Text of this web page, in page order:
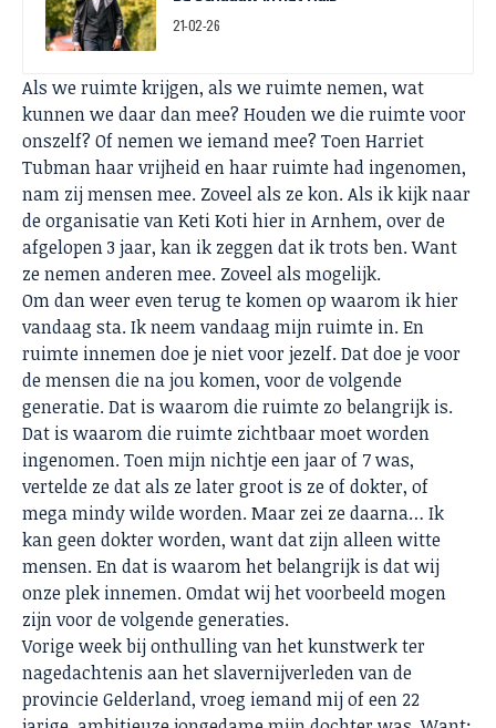
21-02-26
Als we ruimte krijgen, als we ruimte nemen, wat
kunnen we daar dan mee? Houden we die ruimte voor
onszelf? Of nemen we iemand mee? Toen Harriet
Tubman haar vrijheid en haar ruimte had ingenomen,
nam zij mensen mee. Zoveel als ze kon. Als ik kijk naar
de organisatie van Keti Koti hier in Arnhem, over de
afgelopen 3 jaar, kan ik zeggen dat ik trots ben. Want
ze nemen anderen mee. Zoveel als mogelijk.
Om dan weer even terug te komen op waarom ik hier
vandaag sta. Ik neem vandaag mijn ruimte in. En
ruimte innemen doe je niet voor jezelf. Dat doe je voor
de mensen die na jou komen, voor de volgende
generatie. Dat is waarom die ruimte zo belangrijk is.
Dat is waarom die ruimte zichtbaar moet worden
ingenomen. Toen mijn nichtje een jaar of 7 was,
vertelde ze dat als ze later groot is ze of dokter, of
mega mindy wilde worden. Maar zei ze daarna… Ik
kan geen dokter worden, want dat zijn alleen witte
mensen. En dat is waarom het belangrijk is dat wij
onze plek innemen. Omdat wij het voorbeeld mogen
zijn voor de volgende generaties.
Vorige week bij onthulling van het kunstwerk ter
nagedachtenis aan het slavernijverleden van de
provincie Gelderland, vroeg iemand mij of een 22